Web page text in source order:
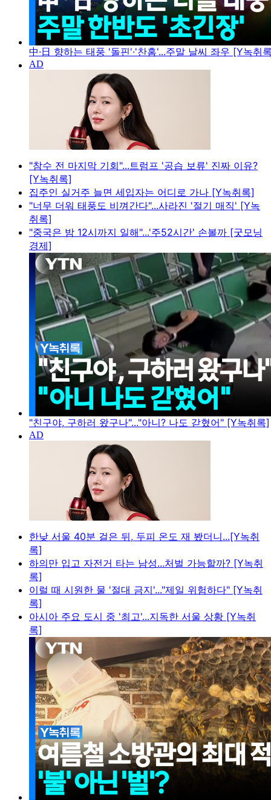
中·日 향하는 태풍 '돌핀'·'찬홈'...주말 날씨 좌우 [Y녹취
"참수 전 마지막 기회"...트럼프 '공습 보류' 진짜 이유?
[Y녹취록]
집주인 실거주 늘면 세입자는 어디로 가나 [Y녹취록]
"너무 더워 태풍도 비껴간다"...사라진 '절기 매직' [Y녹
취록]
"중국은 밤 12시까지 일해"...'주52시간' 손볼까 [굿모닝
경제]
"친구야, 구하러 왔구나"..."아니? 나도 갇혔어" [Y녹취록]
한낮 서울 40분 걸은 뒤, 두피 온도 재 봤더니...[Y녹취
록]
하의만 입고 자전거 타는 남성...처벌 가능할까? [Y녹취
록]
이럴 때 시원한 물 '절대 금지'..."제일 위험하다" [Y녹취
록]
아시아 주요 도시 중 '최고'...지독한 서울 상황 [Y녹취
록]